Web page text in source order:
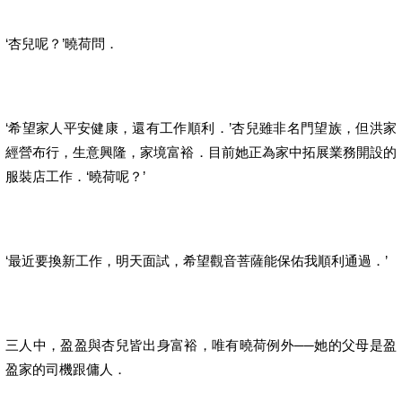
‘杏兒呢？’曉荷問．
‘希望家人平安健康，還有工作順利．’杏兒雖非名門望族，但洪家
經營布行，生意興隆，家境富裕．目前她正為家中拓展業務開設的
服裝店工作．‘曉荷呢？’
‘最近要換新工作，明天面試，希望觀音菩薩能保佑我順利通過．’
三人中，盈盈與杏兒皆出身富裕，唯有曉荷例外──她的父母是盈
盈家的司機跟傭人．